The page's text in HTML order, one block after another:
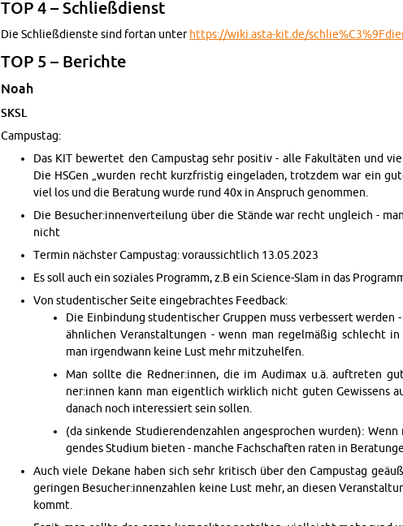
TOP 4 – Schließdi­enst
Die Schließdi­en­ste sind for­tan unter https://​wiki.​asta-​kit.​de/​
TOP 5 – Berichte
Noah
SKSL
Cam­pustag:
Das KIT be­w­ertet den Cam­pustag sehr pos­i­tiv - alle Fakultäten und
Die HSGen „wur­den recht kurzfristig ein­ge­laden, trotz­dem war ein
viel los und die Be­ratung wurde rund 40x in Anspruch genom­men.
Die Be­sucher:in­nen­verteilung über die Stände war recht un­gle­ich -
nicht
Ter­min nächster Cam­pustag: vo­raus­sichtlich 13.05.2023
Es soll auch ein soziales Pro­gramm, z.B ein Sci­ence-Slam in das
Von stu­den­tis­cher Seite einge­brachtes Feed­back:
Die Ein­bindung stu­den­tis­cher Grup­pen muss verbessert wer­den
ähn­lichen Ve­r­anstal­tun­gen - wenn man regelmäßig schlecht
man ir­gend­wann keine Lust mehr mitzuhelfen.
Man sollte die Red­ner:innen, die im Au­di­max u.ä. auftreten
ner:innen kann man eigentlich wirk­lich nicht guten Gewis­sens
danach noch in­ter­essiert sein sollen.
(da sink­ende Studieren­den­zahlen ange­sprochen wur­den):
gen­des Studium bi­eten - manche Fach­schaften raten in
Auch viele Dekane haben sich sehr kri­tisch über den Cam­pustag
gerin­gen Be­sucher:in­nen­zahlen keine Lust mehr, an diesen
kommt.